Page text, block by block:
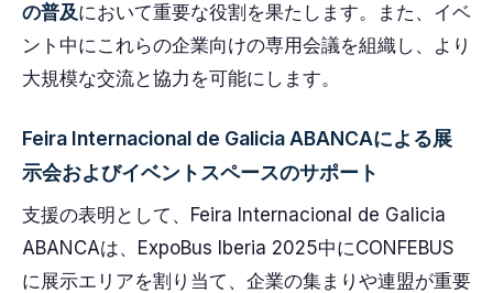
の普及において重要な役割を果たします。また、イベ
ント中にこれらの企業向けの専用会議を組織し、より
大規模な交流と協力を可能にします。
Feira Internacional de Galicia ABANCAによる展
示会およびイベントスペースのサポート
支援の表明として、Feira Internacional de Galicia
ABANCAは、ExpoBus Iberia 2025中にCONFEBUS
に展示エリアを割り当て、企業の集まりや連盟が重要